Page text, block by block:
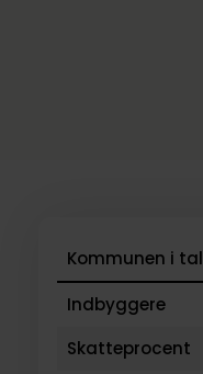
Kommunen i tal
Indbyggere
Skatteprocent